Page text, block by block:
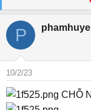
P
10/2/23
CHỖ